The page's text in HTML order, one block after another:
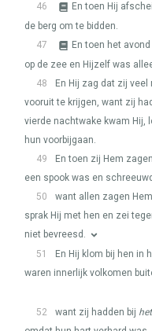
46
En toen Hij
de berg om te bidden.
47
En toen het
op de zee en Hijzelf was
48
En Hij zag dat zij
vooruit te krijgen, want zij
vierde nachtwake kwam Hij,
hun voorbijgaan.
49
En toen zij Hem
een spook was en
50
want allen zagen
sprak Hij met hen en zei
niet bevreesd.
51
En Hij klom bij hen in
waren innerlijk volkomen
52 want zij hadden bij